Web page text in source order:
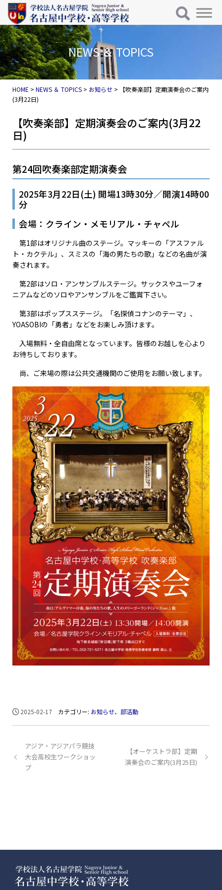
コンテンツへスキップ
メインナビゲーション
NEWS ＆ TOPICS
HOME >NEWS ＆ TOPICS > お知らせ >
【吹奏楽部】定期演奏会のご案内
(3月22日)
【吹奏楽部】定期演奏会のご案内(3月22
日)
第24回吹奏楽部定期演奏会
2025年3月22日(土) 開場13時30分／開演14時00
分
会場：クライン・メモリアル・チャペル
第1部はオリジナル曲のステージ。マッキーの「アスファル
ト・カクテル」、スミスの「海の男たちの歌」などの名曲が演
奏されます。
第2部はソロ・アンサンブルステージ。サックスやユーフォ
ニアムなどのソロやアンサンブルをご鑑賞下さい。
第3部はポップスステージ。「名探偵コナンのテーマ」、
YOASOBIの「勇者」などをお楽しみ頂けます。
入場無料・全自由席となっています。皆様のお越しを心より
お待ちしております。
尚、ご来場の際は公共交通機関のご使用をお願い致します。
2025-02-17 カテゴリー: お知らせ、部活動
アジア・アジアパラ競技
⼤会⾼校⽣ワークショッ
プ
【オーケストラ部】定期
演奏会のご案内(3月25日)